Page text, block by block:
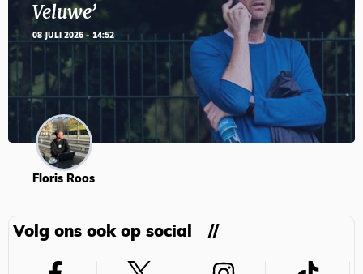
Veluwe’
08 JULI 2026 - 14:52
Floris Roos
Volg ons ook op social